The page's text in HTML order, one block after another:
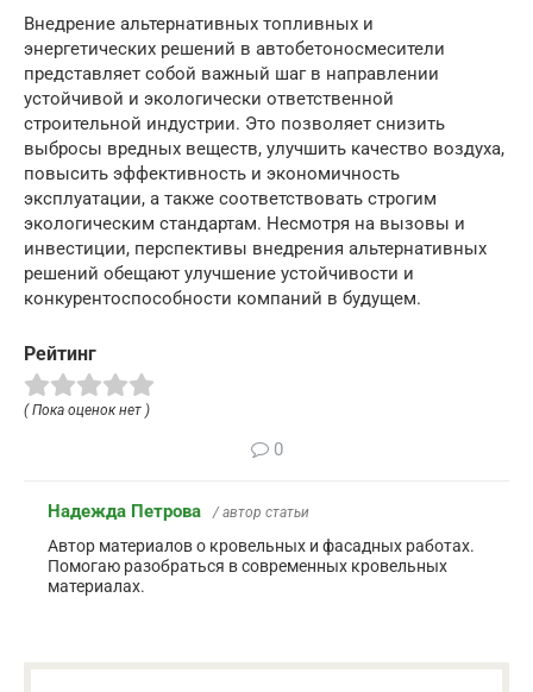
Внедрение альтернативных топливных и
энергетических решений в автобетоносмесители
представляет собой важный шаг в направлении
устойчивой и экологически ответственной
строительной индустрии. Это позволяет снизить
выбросы вредных веществ, улучшить качество воздуха,
повысить эффективность и экономичность
эксплуатации, а также соответствовать строгим
экологическим стандартам. Несмотря на вызовы и
инвестиции, перспективы внедрения альтернативных
решений обещают улучшение устойчивости и
конкурентоспособности компаний в будущем.
Рейтинг
( Пока оценок нет )
0
Надежда Петрова / автор статьи
Автор материалов о кровельных и фасадных работах.
Помогаю разобраться в современных кровельных
материалах.